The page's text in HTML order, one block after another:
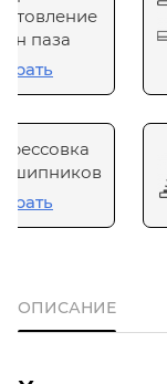
паза
ОПИСАНИЕ